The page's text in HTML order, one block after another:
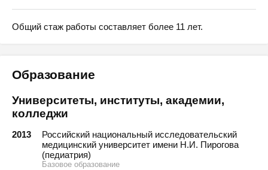
Общий стаж работы составляет более 11 лет.
Образование
Университеты, институты, академии,
колледжи
2013
Российский национальный исследовательский
медицинский университет имени Н.И. Пирогова
(педиатрия)
Базовое образование